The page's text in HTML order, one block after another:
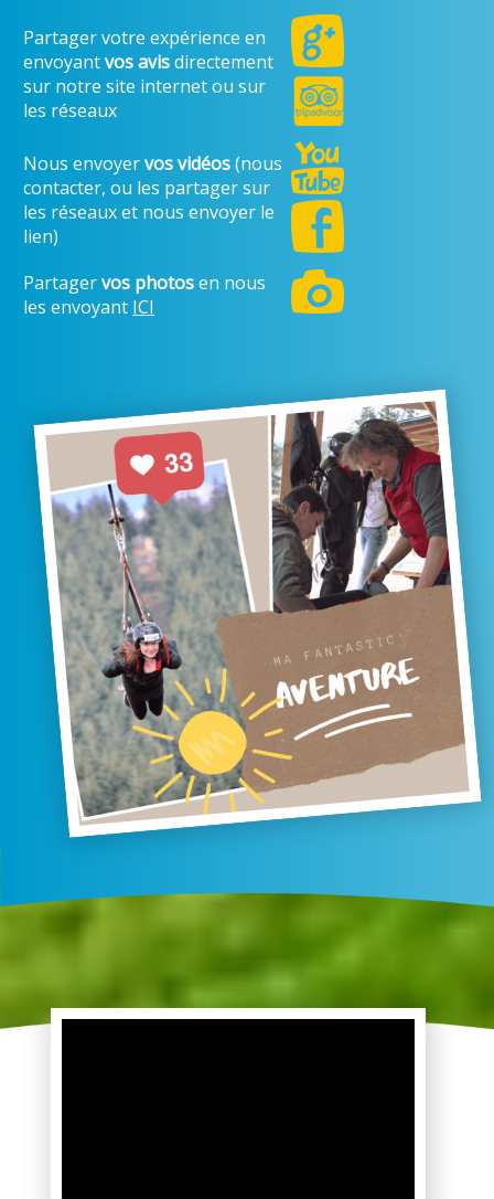
Partager votre expérience en
envoyantvos avisdirectement
sur notre site internet ou sur
les réseaux
Nous envoyervos vidéos(nous
contacter, ou les partager sur
les réseaux et nous envoyer le
lien)
Partagervos photosen nous
les envoyant ICI